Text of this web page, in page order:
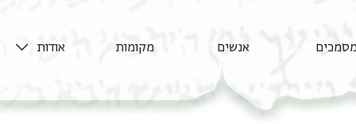
מסמכים אנשים מקומות אודות